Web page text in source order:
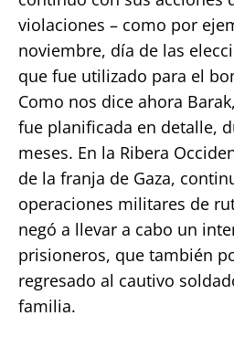
violaciones – como por
noviembre, día de las
que fue utilizado para el
Como nos dice ahora
fue planificada en detalle,
meses. En la Ribera
de la franja de Gaza,
operaciones militares de
negó a llevar a cabo un
prisioneros, que también
regresado al cautivo
familia.